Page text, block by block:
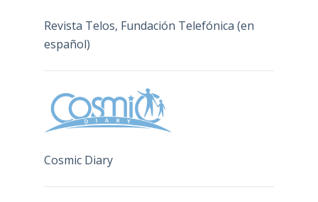
Revista Telos, Fundación Telefónica (en
español)
Cosmic Diary